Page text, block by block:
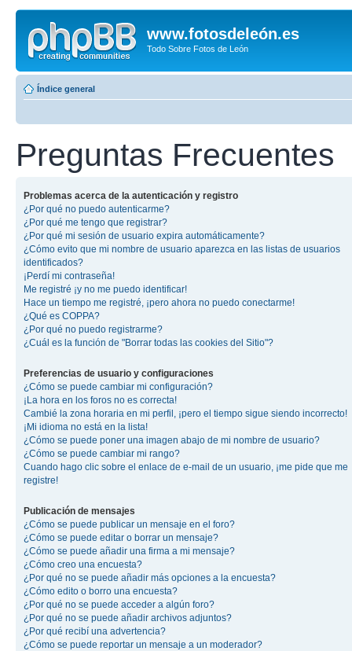
www.fotosdeleón.es
Todo Sobre Fotos de León
Índice general
Preguntas Frecuentes
Problemas acerca de la autenticación y registro
¿Por qué no puedo autenticarme?
¿Por qué me tengo que registrar?
¿Por qué mi sesión de usuario expira automáticamente?
¿Cómo evito que mi nombre de usuario aparezca en las listas de usuarios
identificados?
¡Perdí mi contraseña!
Me registré ¡y no me puedo identificar!
Hace un tiempo me registré, ¡pero ahora no puedo conectarme!
¿Qué es COPPA?
¿Por qué no puedo registrarme?
¿Cuál es la función de "Borrar todas las cookies del Sitio"?
Preferencias de usuario y configuraciones
¿Cómo se puede cambiar mi configuración?
¡La hora en los foros no es correcta!
Cambié la zona horaria en mi perfil, ¡pero el tiempo sigue siendo incorrecto!
¡Mi idioma no está en la lista!
¿Cómo se puede poner una imagen abajo de mi nombre de usuario?
¿Cómo se puede cambiar mi rango?
Cuando hago clic sobre el enlace de e-mail de un usuario, ¡me pide que me
registre!
Publicación de mensajes
¿Cómo se puede publicar un mensaje en el foro?
¿Cómo se puede editar o borrar un mensaje?
¿Cómo se puede añadir una firma a mi mensaje?
¿Cómo creo una encuesta?
¿Por qué no se puede añadir más opciones a la encuesta?
¿Cómo edito o borro una encuesta?
¿Por qué no se puede acceder a algún foro?
¿Por qué no se puede añadir archivos adjuntos?
¿Por qué recibí una advertencia?
¿Cómo se puede reportar un mensaje a un moderador?